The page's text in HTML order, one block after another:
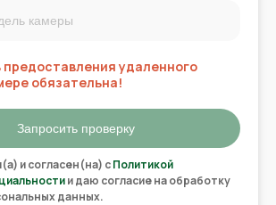
удаленного
обязательна!
Запросить проверку
и согласен(на) сПолитикой
и даю согласие на обработку
данных.